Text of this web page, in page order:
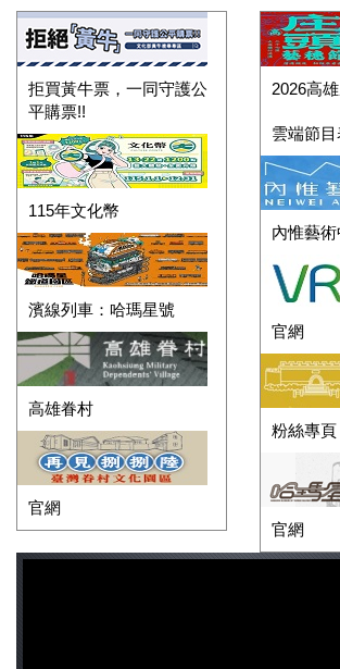
拒買黃牛票，一同守護公
平購票!!
115年文化幣
濱線列車：哈瑪星號
高雄眷村
官網
2026高
雲端節目
內惟藝
官網
粉絲專頁
官網